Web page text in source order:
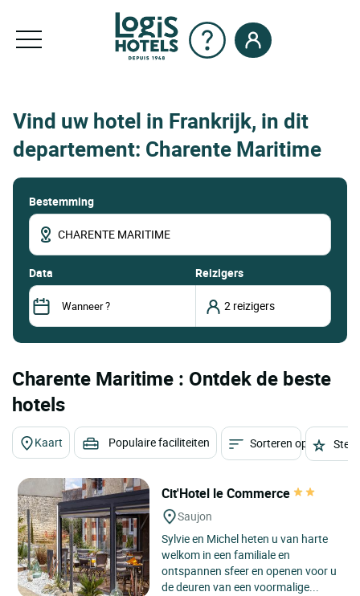
Vind uw hotel in Frankrijk, in dit
departement: Charente Maritime
Bestemming
data Reizigers
Charente Maritime : Ontdek de beste
hotels
Kaart Populaire faciliteiten Sorteren op
Cit'Hotel le Commerce
Saujon
Sylvie en Michel heten u van harte
welkom in een familiale en
ontspannen sfeer en openen voor u
de deuren van een voormalige...